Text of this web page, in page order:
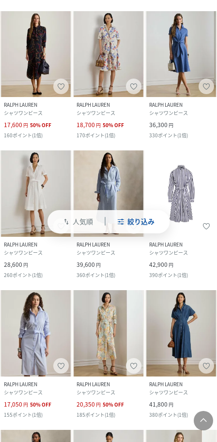
swap_vert 人気順 絞り込み
RALPH LAUREN
シャツワンピース
17,600 円 50%OFF
160ポイント(1倍)
RALPH LAUREN
シャツワンピース
18,700 円 50%OFF
170ポイント(1倍)
RALPH LAUREN
シャツワンピース
36,300 円
330ポイント(1倍)
RALPH LAUREN
シャツワンピース
28,600 円
260ポイント(1倍)
RALPH LAUREN
シャツワンピース
39,600 円
360ポイント(1倍)
RALPH LAUREN
シャツワンピース
42,900 円
390ポイント(1倍)
RALPH LAUREN
シャツワンピース
17,050 円 50%OFF
155ポイント(1倍)
RALPH LAUREN
シャツワンピース
20,350 円 50%OFF
185ポイント(1倍)
RALPH LAUREN
シャツワンピース
41,800 円
380ポイント(1倍)